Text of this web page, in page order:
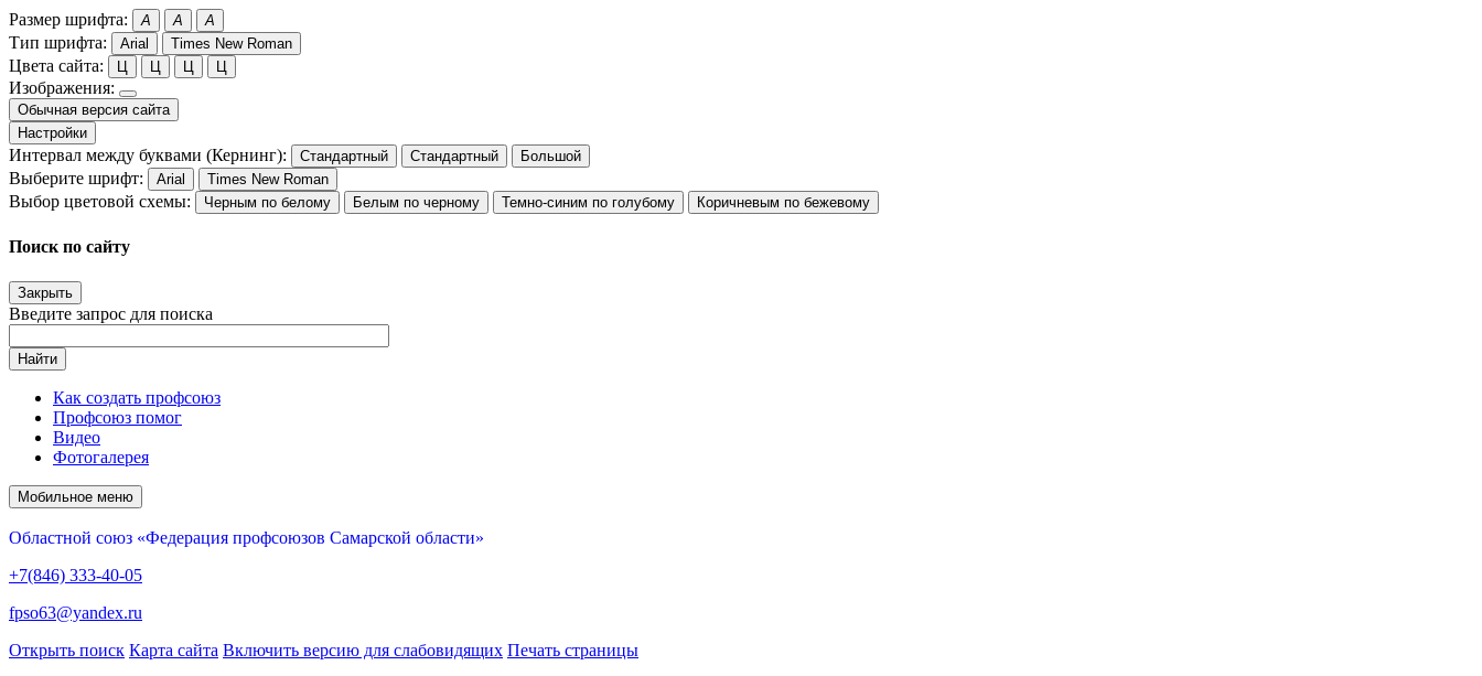
Размер шрифта: A A A
Тип шрифта: Arial Times New Roman
Цвета сайта: Ц Ц Ц Ц
Изображения:
Обычная версия сайта
Настройки
Интервал между буквами (Кернинг): Стандартный Стандартный Большой
Выберите шрифт: Arial Times New Roman
Выбор цветовой схемы: Черным по белому Белым по черному Темно-синим по голубому Коричневым по бежевому
Поиск по сайту
Закрыть
Введите запрос для поиска
Найти
Как создать профсоюз
Профсоюз помог
Видео
Фотогалерея
Мобильное меню
Областной союз «Федерация профсоюзов Самарской области»
+7(846) 333-40-05
fpso63@yandex.ru
Открыть поиск Карта сайта Включить версию для слабовидящих Печать страницы